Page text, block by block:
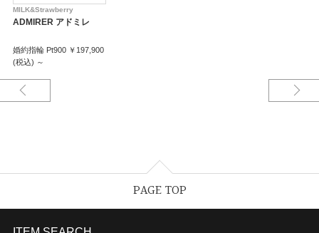
MILK&Strawberry
ADMIRER アドミレ
婚約指輪 Pt900 ￥197,900
(税込) ～
PAGE TOP